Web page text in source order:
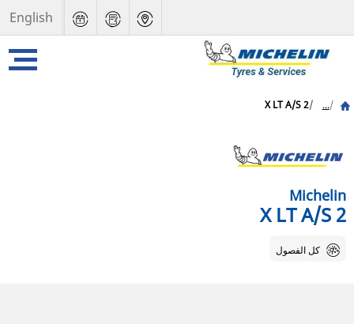
English
...
X LT A/S 2
Michelin
X LT A/S 2
كل الفصول